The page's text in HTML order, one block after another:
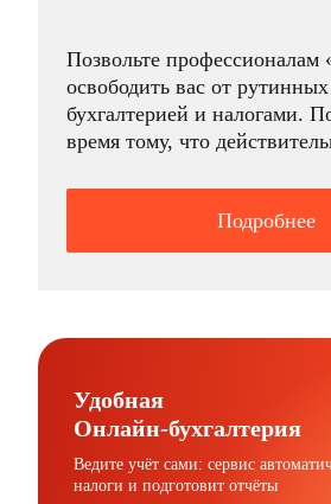
Позвольте профессионалам
освободить вас от рутинных
бухгалтерией и налогами.
время тому, что
Подробнее
Удобная
Онлайн-бухгалтерия
Ведите учёт сами: сервис
налоги и подготовит отчёты